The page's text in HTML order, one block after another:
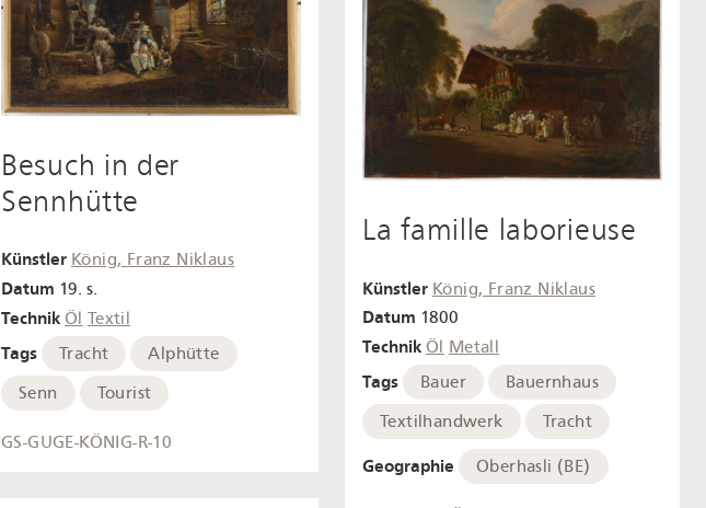
Besuch in der
Sennhütte
Künstler König, Franz Niklaus
Datum 19. s.
Technik Öl Textil
Tags Tracht
Alphütte
Senn
Tourist
GS-GUGE-KÖNIG-R-10
La famille laborieuse
Künstler König, Franz Niklaus
Datum 1800
Technik Öl Metall
Tags Bauer
Bauernhaus
Textilhandwerk
Tracht
Geographie Oberhasli (BE)